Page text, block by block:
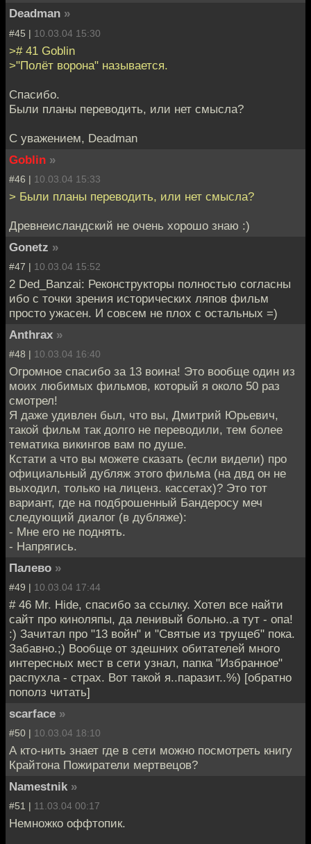
Deadman »
#45 | 10.03.04 15:30
># 41 Goblin
>"Полёт ворона" называется.
Спасибо.
Были планы переводить, или нет смысла?
С уважением, Deadman
Goblin »
#46 | 10.03.04 15:33
> Были планы переводить, или нет смысла?
Древнеисландский не очень хорошо знаю :)
Gonetz »
#47 | 10.03.04 15:52
2 Ded_Banzai: Реконструкторы полностью согласны
ибо с точки зрения исторических ляпов фильм
просто ужасен. И совсем не плох с остальных =)
Anthrax »
#48 | 10.03.04 16:40
Огромное спасибо за 13 воина! Это вообще один из
моих любимых фильмов, который я около 50 раз
смотрел!
Я даже удивлен был, что вы, Дмитрий Юрьевич,
такой фильм так долго не переводили, тем более
тематика викингов вам по душе.
Кстати а что вы можете сказать (если видели) про
официальный дубляж этого фильма (на двд он не
выходил, только на лиценз. кассетах)? Это тот
вариант, где на подброшенный Бандеросу меч
следующий диалог (в дубляже):
- Мне его не поднять.
- Напрягись.
Палево »
#49 | 10.03.04 17:44
# 46 Mr. Hide, спасибо за ссылку. Хотел все найти
сайт про киноляпы, да ленивый больно..а тут - опа!
:) Зачитал про "13 войн" и "Святые из трущеб" пока.
Забавно.;) Вообще от здешних обитателей много
интересных мест в сети узнал, папка "Избранное"
распухла - страх. Вот такой я..паразит..%) [обратно
пополз читать]
scarface »
#50 | 10.03.04 18:10
А кто-нить знает где в сети можно посмотреть книгу
Крайтона Пожиратели мертвецов?
Namestnik »
#51 | 11.03.04 00:17
Немножко оффтопик.